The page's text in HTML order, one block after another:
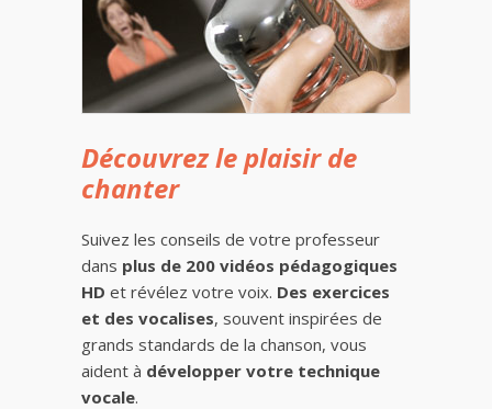
Découvrez le plaisir de
chanter
Suivez les conseils de votre professeur
dans plus de 200 vidéos pédagogiques
HD et révélez votre voix. Des exercices
et des vocalises, souvent inspirées de
grands standards de la chanson, vous
aident à développer votre technique
vocale.